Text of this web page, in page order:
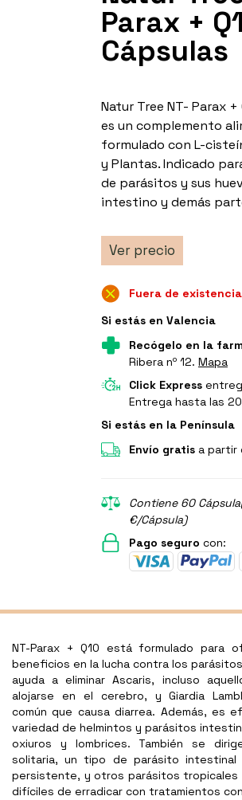
Parax +
Cápsulas
Natur Tree NT- Parax +
es un complemento
formulado con L-
y Plantas. Indicado
de parásitos y sus
intestino y demás
Ver precio
Fuera de existencia
Si estás en Valencia
Recógelo en la
Ribera nº 12. Mapa
Click Express
Entrega hasta las
Si estás en la Península
Envío gratisa partir
Contiene 60
€/Cápsula)
Pago seguro con:
NT-Parax + Q10 está formulado para
beneficios en la lucha contra los
ayuda a eliminar Ascaris, incluso
alojarse en el cerebro, y Giardia
común que causa diarrea. Además, es
variedad de helmintos y parásitos
oxiuros y lombrices. También se
solitaria, un tipo de parásito intestinal
persistente, y otros parásitos tropicales
difíciles de erradicar con tratamientos